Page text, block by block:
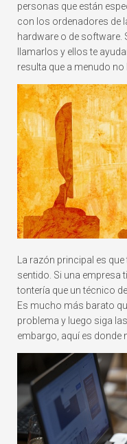
personas que están
con los ordenadores de
hardware o de software.
llamarlos y ellos te
resulta que a menudo
La razón principal es
sentido. Si una empresa
tontería que un técnico
Es mucho más barato
problema y luego siga
embargo, aquí es donde